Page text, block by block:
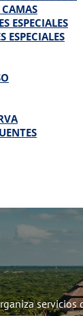
ESPECIALES
ESPECIALES